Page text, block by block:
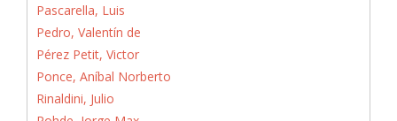
Pascarella, Luis
Pedro, Valentín de
Pérez Petit, Victor
Ponce, Aníbal Norberto
Rinaldini, Julio